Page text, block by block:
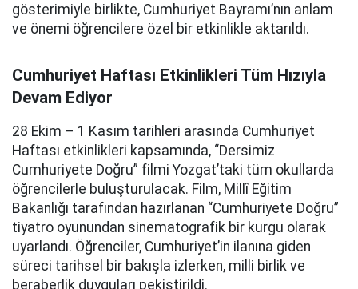
gösterimiyle birlikte, Cumhuriyet Bayramı’nın anlam
ve önemi öğrencilere özel bir etkinlikle aktarıldı.
Cumhuriyet Haftası Etkinlikleri Tüm Hızıyla
Devam Ediyor
28 Ekim – 1 Kasım tarihleri arasında Cumhuriyet
Haftası etkinlikleri kapsamında, “Dersimiz
Cumhuriyete Doğru” filmi Yozgat’taki tüm okullarda
öğrencilerle buluşturulacak. Film, Millî Eğitim
Bakanlığı tarafından hazırlanan “Cumhuriyete Doğru”
tiyatro oyunundan sinematografik bir kurgu olarak
uyarlandı. Öğrenciler, Cumhuriyet’in ilanına giden
süreci tarihsel bir bakışla izlerken, milli birlik ve
beraberlik duyguları pekiştirildi.